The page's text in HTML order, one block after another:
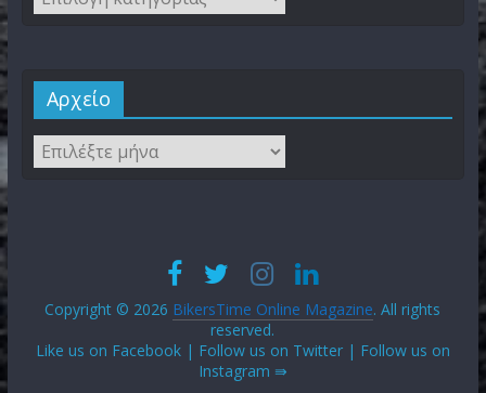
Αρχείο
Copyright © 2026 BikersTime Online Magazine. All rights
reserved.
Like us on Facebook | Follow us on Twitter | Follow us on
Instagram ⇛